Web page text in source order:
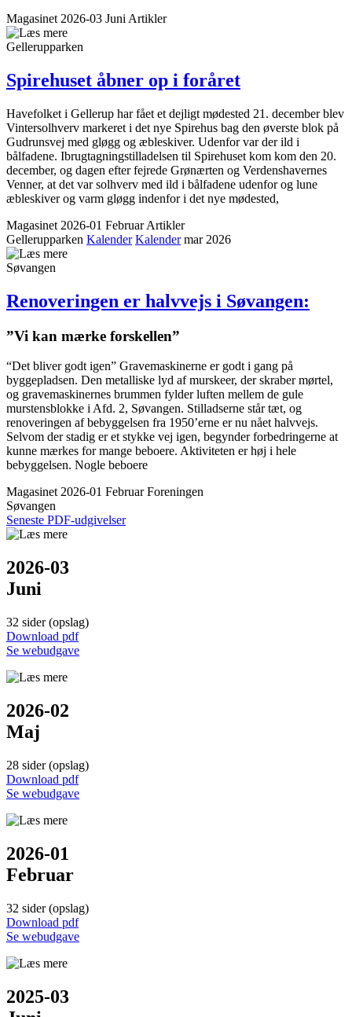
Magasinet 2026-03 Juni Artikler
Gellerupparken
Spirehuset åbner op i foråret
Havefolket i Gellerup har fået et dejligt mødested 21. december blev
Vintersolhverv markeret i det nye Spirehus bag den øverste blok på
Gudrunsvej med gløgg og æbleskiver. Udenfor var der ild i
bålfadene. Ibrugtagningstilladelsen til Spirehuset kom kom den 20.
december, og dagen efter fejrede Grønærten og Verdenshavernes
Venner, at det var solhverv med ild i bålfadene udenfor og lune
æbleskiver og varm gløgg indenfor i det nye mødested,
Magasinet 2026-01 Februar Artikler
Gellerupparken Kalender Kalendermar 2026
Søvangen
Renove­ringen er halvvejs i Søvangen:
”Vi kan mærke forskellen”
“Det bliver godt igen” Gravemaskinerne er godt i gang på
byggepladsen. Den metalliske lyd af murskeer, der skraber mørtel,
og gravemaskinernes brummen fylder luften mellem de gule
murstensblokke i Afd. 2, Søvangen. Stilladserne står tæt, og
renoveringen af bebyggelsen fra 1950’erne er nu nået halvvejs.
Selvom der stadig er et stykke vej igen, begynder forbedringerne at
kunne mærkes for mange beboere. Aktiviteten er høj i hele
bebyggelsen. Nogle beboere
Magasinet 2026-01 Februar Foreningen
Søvangen
Seneste PDF-udgivelser
2026-03
Juni
32 sider (opslag)
Down­load pdf
Se web­udgave
2026-02
Maj
28 sider (opslag)
Down­load pdf
Se web­udgave
2026-01
Februar
32 sider (opslag)
Down­load pdf
Se web­udgave
2025-03